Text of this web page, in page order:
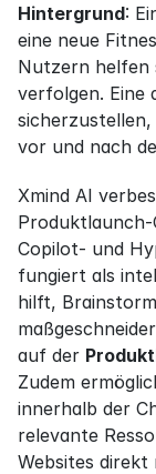
Hintergrund:
eine neue
Nutzern helfen
verfolgen. Eine
vor und nach
Xmind AI
Produktlaunch-
Copilot- und
fungiert als
hilft,
auf der
Zudem
innerhalb der
relevante
Websites direkt